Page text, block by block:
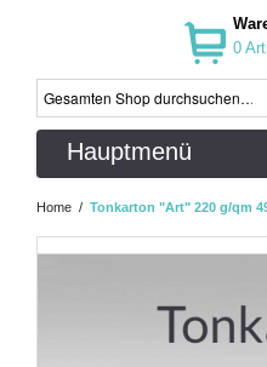
0
Hauptmenü
Home / Tonkarton "Art" 220 g/qm